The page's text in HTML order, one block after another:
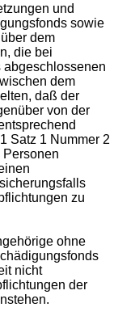
und
sowie
dem
die bei
abgeschlossenen
dem
daß der
von der
Satz 1 Nummer 2
zu
ohne
nicht
der